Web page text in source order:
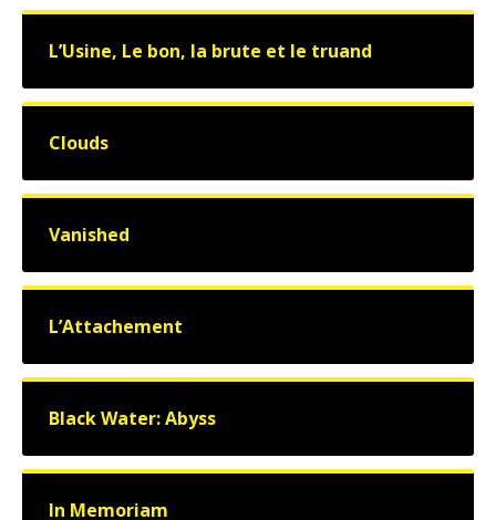
L’Usine, Le bon, la brute et le truand
Clouds
Vanished
L’Attachement
Black Water: Abyss
In Memoriam